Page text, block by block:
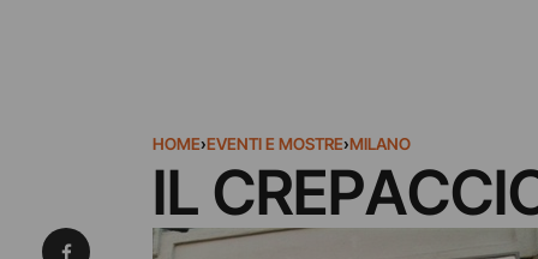
HOME›EVENTI E MOSTRE›MILANO
IL
Condividi su Facebook